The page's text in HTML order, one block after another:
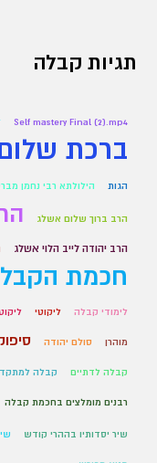
תגיות קבלה
Self mastery Final (2).mp4
ברכת
הגות הילולתא רבי נחמן
הרב ברוך שלום אשלג
הרב יהודה לייב הלוי אשלג
חכמת
לימודי קבלה ליקוטי
מוהרן סולם יהודה
קבלה לדתיים קבלה
רבנים מומלצים בחכמת קבלה
שיר יסדותיו בההרי קודש